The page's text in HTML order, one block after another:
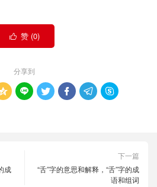
 赞 (0)
分享到
    
成
下一篇
“舌”字的意思和解释，“舌”字的成
语和组词